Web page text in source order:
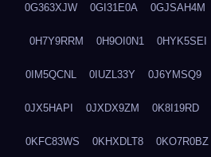
0G363XJW 0GI31E0A 0GJSAH4M
0H7Y9RRM 0H9OI0N1 0HYK5SEI
0IM5QCNL 0IUZL33Y 0J6YMSQ9
0JX5HAPI 0JXDX9ZM 0K8I19RD
0KFC83WS 0KHXDLT8 0KO7R0BZ